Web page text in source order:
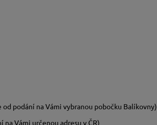
podání na Vámi vybranou pobočku Balíkovny)
Vámi určenou adresu v ČR)